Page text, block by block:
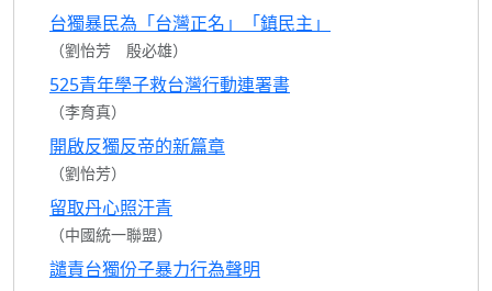
台獨暴民為「台灣正名」「鎮民主」
（劉怡芳 殷必雄）
525青年學子救台灣行動連署書
（李育真）
開啟反獨反帝的新篇章
（劉怡芳）
留取丹心照汗青
（中國統一聯盟）
譴責台獨份子暴力行為聲明